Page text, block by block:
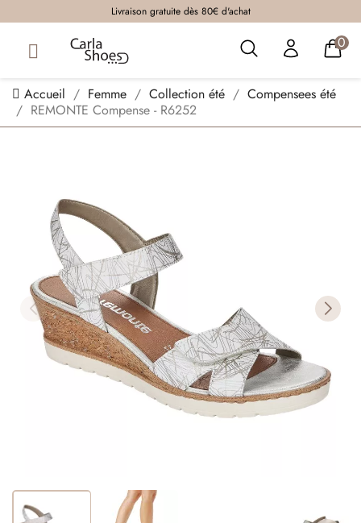
Livraison gratuite dès 80€ d'achat
0
Accueil Femme Collection été
Compensees été
REMONTE Compense - R6252